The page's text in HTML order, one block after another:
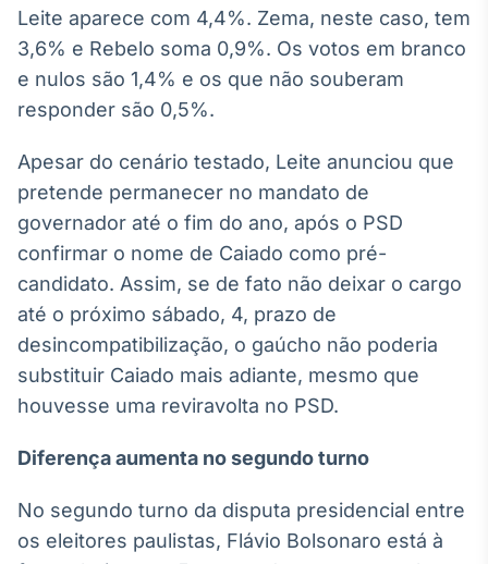
displays e telas
Broadcast
conteúdos
noticiosos
Soluções de
Tecnologia
Broadcast
Radar
Monitoramento
inteligente de
notícias e
conteúdos
Fundos
plataforma para
analisar fundos
de investimento
Leite aparece com 4,4%. Zema, neste caso, tem
3,6% e Rebelo soma 0,9%. Os votos em branco
e nulos são 1,4% e os que não souberam
responder são 0,5%.
Apesar do cenário testado, Leite anunciou que
pretende permanecer no mandato de
governador até o fim do ano, após o PSD
confirmar o nome de Caiado como pré-
candidato. Assim, se de fato não deixar o cargo
até o próximo sábado, 4, prazo de
desincompatibilização, o gaúcho não poderia
substituir Caiado mais adiante, mesmo que
houvesse uma reviravolta no PSD.
Diferença aumenta no segundo turno
No segundo turno da disputa presidencial entre
os eleitores paulistas, Flávio Bolsonaro está à